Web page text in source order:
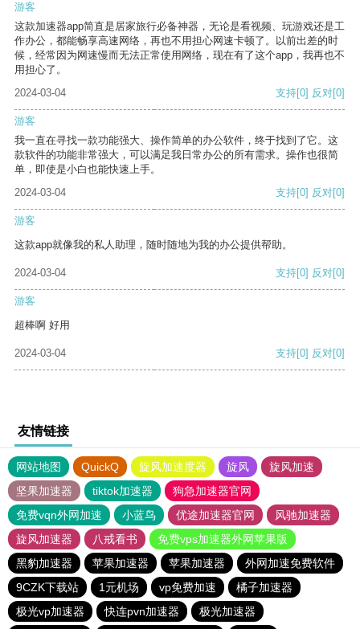
游客
这款加速器app简直是居家旅行必备神器，无论是看视频、玩游戏还是工
作办公，都能畅享高速网络，再也不用担心网速卡顿了。以前出差的时
候，经常因为网速慢而无法正常使用网络，现在有了这个app，我再也不
用担心了。
2024-03-04
支持[0] 反对[0]
游客
我一直在寻找一款功能强大、操作简单的办公软件，终于找到了它。这
款软件的功能非常强大，可以满足我日常办公的所有需求。操作也很简
单，即使是小白也能快速上手。
2024-03-04
支持[0] 反对[0]
游客
这款app就像我的私人助理，随时随地为我的办公提供帮助。
2024-03-04 支持[0] 反对[0]
游客
超棒啊 好用
2024-03-04 支持[0] 反对[0]
友情链接
网站地图 QuickQ 旋风加速度器 旋风
旋风加速
坚果加速器
tiktok加速器
狗急加速器官网
免费vqn外网加速
小蓝鸟 优途加速器官网
风驰加速器
旋风加速器
八戒看书
免费vps加速器外网苹果版
黑豹加速器
苹果加速器 苹果加速器
外网加速免费软件
9CZK下载站
1元机场 vp免费加速
橘子加速器
极光vp加速器
快连pvn加速器 极光加速器